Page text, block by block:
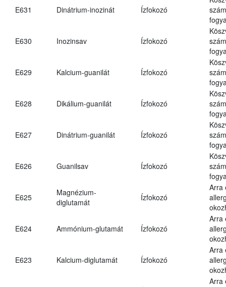
E631 Dinátrium-inozinát Ízfokozó
E630 Inozinsav Ízfokozó
E629 Kalcium-guanilát Ízfokozó
E628 Dikálium-guanilát Ízfokozó
E627 Dinátrium-guanilát Ízfokozó
E626 Guanilsav Ízfokozó
E625
Magnézium-
diglutamát
Ízfokozó
Arra
E624 Ammónium-glutamát Ízfokozó
Arra
E623 Kalcium-diglutamát Ízfokozó
Arra
Arra